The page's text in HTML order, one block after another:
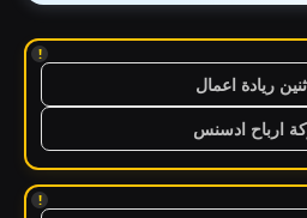
!
ريادة اعمال
ارباح ادسنس
!